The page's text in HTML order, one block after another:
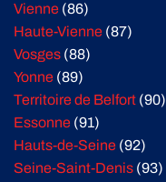
Vienne (86)
Haute-Vienne (87)
Vosges (88)
Yonne (89)
Territoire de Belfort (90)
Essonne (91)
Hauts-de-Seine (92)
Seine-Saint-Denis (93)